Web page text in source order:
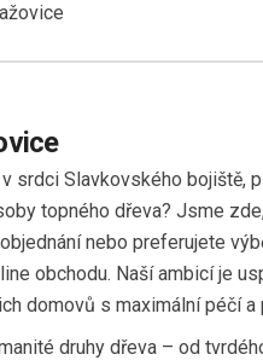
srdci Slavkovského bojiště,
topného dřeva? Jsme
nebo preferujete
obchodu. Naší ambicí je
domovů s maximální péčí
druhy dřeva – od